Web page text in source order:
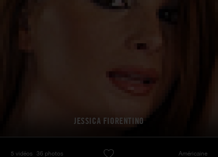
JESSICA FIORENTINO
5 vidéos 36 photos Américaine